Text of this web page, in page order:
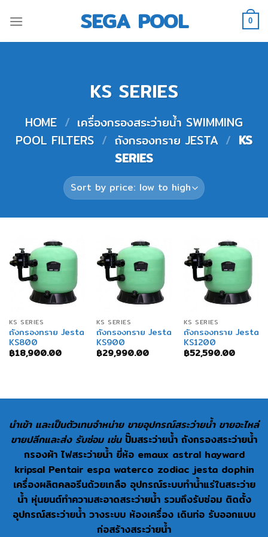
to
SEGA POOL 0
KS SERIES
HOME / เครื่องกรองสระว่ายน้ำ SWIMMING
POOL FILTERS / ถังกรองทราย JESTA / KS
SERIES
KS SERIES
ถังกรองทราย Jesta
KS800
฿18,900.00
KS SERIES
ถังกรองทราย Jesta
KS900
฿29,990.00
KS SERIES
ถังกรองทราย Jesta
KS1200
฿52,590.00
นำเข้า และเป็นตัวเทนจำหน่าย ขายอุปกรณ์สระว่ายน้ำ ขายอะไหล่
ขายปลีกและส่ง รับซ่อม เช่น ปั๊มสระว่ายน้ำ ถังกรองสระว่ายน้ำ
กรองผ้า ไฟสระว่ายน้ำ ยี่ห้อ emaux astral hayward
kripsal Pentair espa waterco zodiac jesta dophin
เครื่องผลิตคลอรีนด้วยเกลือ อุปกรณ์ระบบทำน้ำแร่ในสระว่าย
น้ำ หุ่นยนต์ทำความสะอาดสระว่ายน้ำ รวมถึงรับซ่อม ติดตั้ง
อุปกรณ์สระว่ายน้ำ วางระบบ ห้องเครื่อง เดินท่อ รับออกแบบ
ก่อสร้างสระว่ายน้ำ